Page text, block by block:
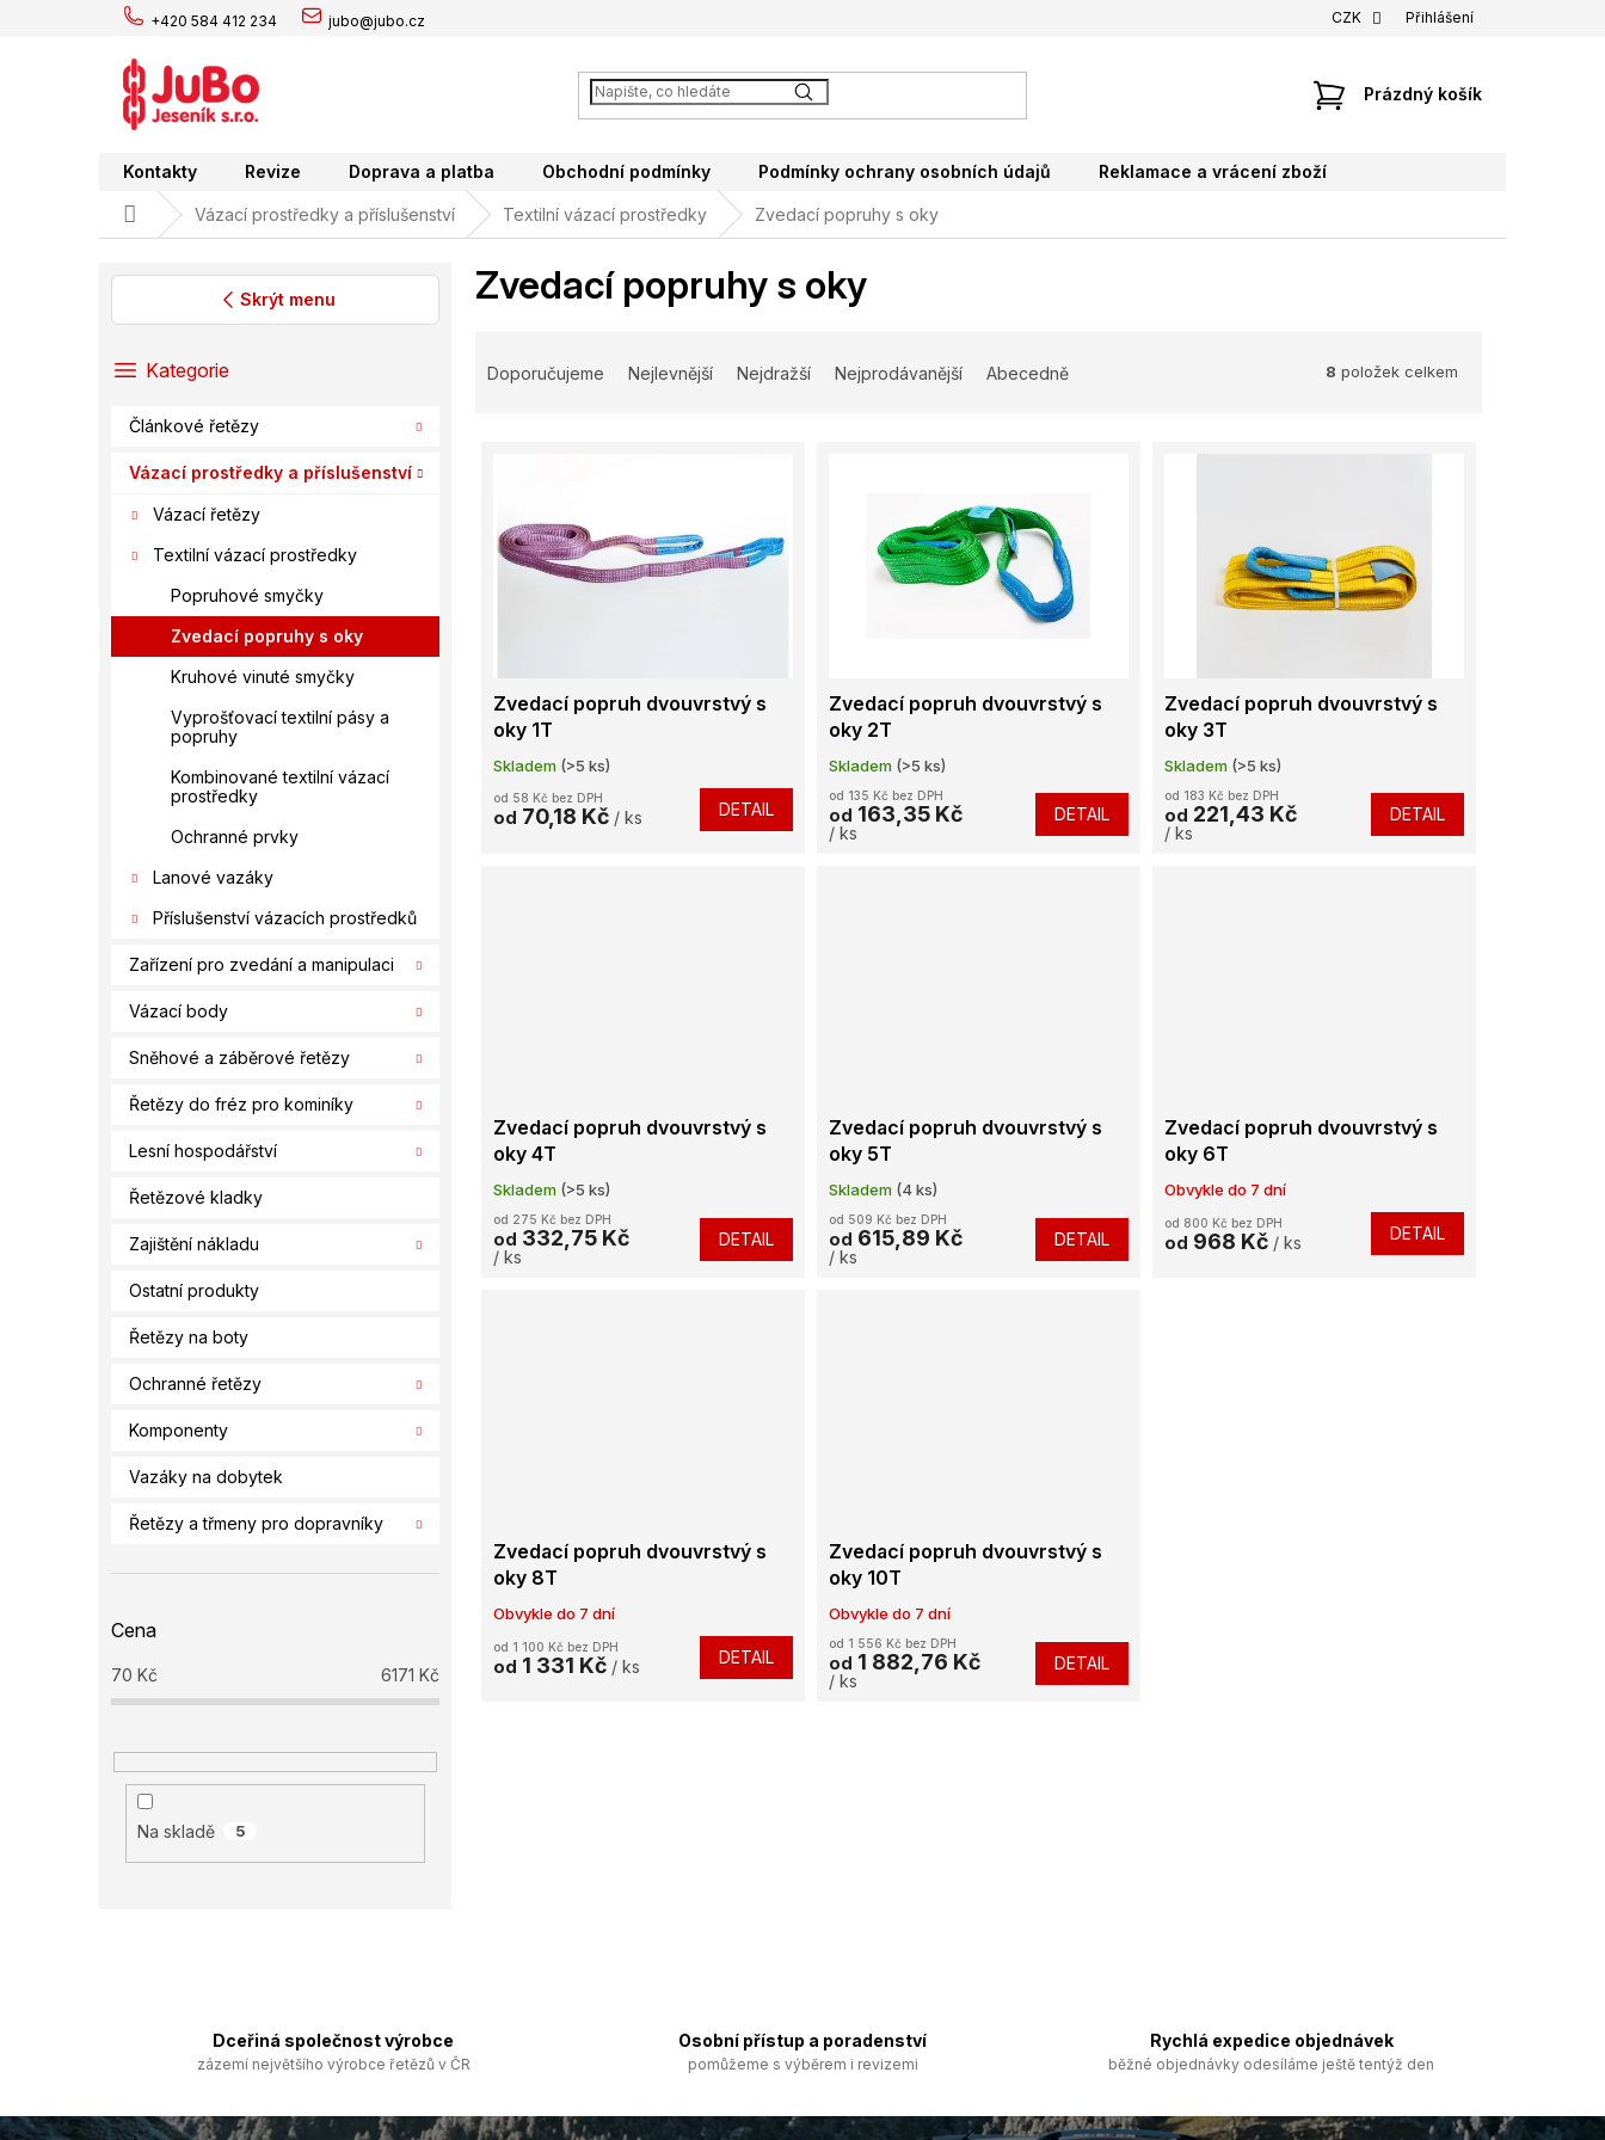
+420 584 412 234 jubo@jubo.cz CZK Přihlášení
NÁKUPNÍ
Prázdný košík
Kontakty Revize Doprava a platba Obchodní podmínky Podmínky ochrany osobních údajů Reklamace a vrácení zboží
Domů Vázací prostředky a příslušenství Textilní vázací prostředky Zvedací popruhy s oky
Skrýt menu
e
PřeskočitKategorie
Článkové řetězy
Vázací prostředky a příslušenství
Vázací řetězy
Textilní vázací prostředky
Popruhové smyčky
Zvedací popruhy s oky
Kruhové vinuté smyčky
Vyprošťovací textilní pásy a
popruhy
Kombinované textilní vázací
prostředky
Ochranné prvky
Lanové vazáky
Příslušenství vázacích prostředků
Zařízení pro zvedání a manipulaci
Vázací body
Sněhové a záběrové řetězy
Řetězy do fréz pro kominíky
Lesní hospodářství
Řetězové kladky
Zajištění nákladu
Ostatní produkty
Řetězy na boty
Ochranné řetězy
Komponenty
Vazáky na dobytek
Řetězy a třmeny pro dopravníky
Cena
70 Kč 6171 Kč
Na skladě 5
Zvedací popruhy s oky
Doporučujeme Nejlevnější Nejdražší Nejprodávanější Abecedně 8 položek celkem
Zvedací popruh dvouvrstvý s
oky 1T
Skladem (>5 ks)
od 58 Kč bez DPH
od 70,18 Kč / ks DETAIL
Zvedací popruh dvouvrstvý s
oky 2T
Skladem (>5 ks)
od 135 Kč bez DPH
od 163,35 Kč
/ ks
DETAIL
Zvedací popruh dvouvrstvý s
oky 3T
Skladem (>5 ks)
od 183 Kč bez DPH
od 221,43 Kč
/ ks
DETAIL
Zvedací popruh dvouvrstvý s
oky 4T
Skladem (>5 ks)
od 275 Kč bez DPH
od 332,75 Kč
/ ks
DETAIL
Zvedací popruh dvouvrstvý s
oky 5T
Skladem (4 ks)
od 509 Kč bez DPH
od 615,89 Kč
/ ks
DETAIL
Zvedací popruh dvouvrstvý s
oky 6T
Obvykle do 7 dní
od 800 Kč bez DPH
od 968 Kč / ks DETAIL
Zvedací popruh dvouvrstvý s
oky 8T
Obvykle do 7 dní
od 1 100 Kč bez DPH
od 1 331 Kč / ks DETAIL
Zvedací popruh dvouvrstvý s
oky 10T
Obvykle do 7 dní
od 1 556 Kč bez DPH
od 1 882,76 Kč
/ ks
DETAIL
s
Dceřiná společnost výrobce
zázemí největšího výrobce řetězů v ČR
Osobní přístup a poradenství
pomůžeme s výběrem i revizemi
Rychlá expedice objednávek
běžné objednávky odesíláme ještě tentýž den
Z